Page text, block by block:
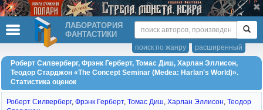
ЛАБОРАТОРИЯ
ФАНТАСТИКИ
расширенный
поиск по жанру
Роберт Силверберг, Фрэнк Герберт, Томас Диш, Харлан Эллисон,
Теодор Старджон «The Concept Seminar (Medea: Harlan's World)».
Статистика оценок
Роберт Силверберг, Фрэнк Герберт, Томас Диш, Харлан Эллисон, Теодор